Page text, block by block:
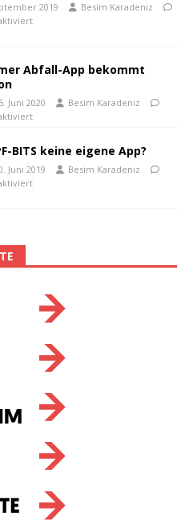
2019
Besim Karadeniz
Abfall-App bekommt
Juni 2020
Besim Karadeniz
BITS keine eigene App?
Juni 2019
Besim Karadeniz